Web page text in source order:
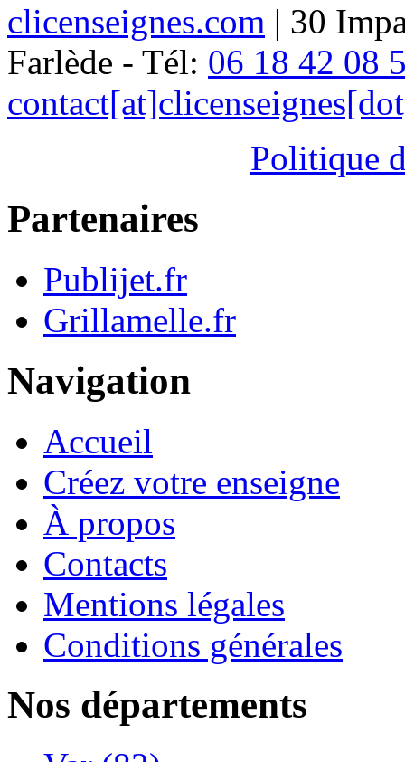
clicenseignes.com | 30
Farlède - Tél: 06 18 42 08
Politique
Partenaires
Publijet.fr
Grillamelle.fr
Navigation
Accueil
Créez votre enseigne
À propos
Contacts
Mentions légales
Conditions générales
Nos départements